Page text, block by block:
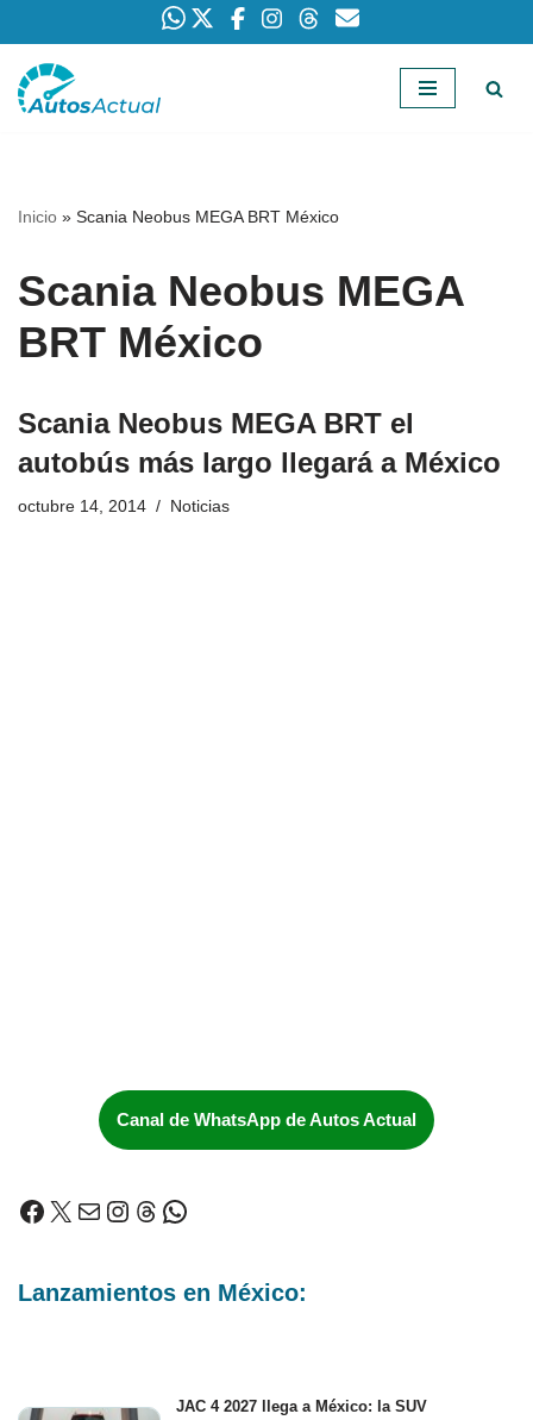
Saltar
Inicio » Scania Neobus MEGA BRT México
Scania Neobus MEGA
BRT México
Scania Neobus MEGA BRT el
autobús más largo llegará a México
octubre 14, 2014 Noticias
Canal de WhatsApp de Autos Actual
Lanzamientos en México:
JAC 4 2027 llega a México: la SUV